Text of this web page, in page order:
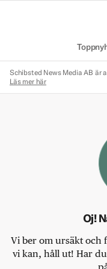
Schibsted News Media AB är
Läs mer här
Oj!
Vi ber om ursäkt och
vi kan, håll ut! Har